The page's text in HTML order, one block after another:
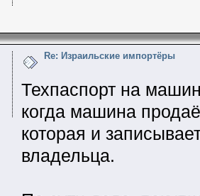
Re: Израильские импортёры
Техпаспорт на
когда машина
которая и
владельца.